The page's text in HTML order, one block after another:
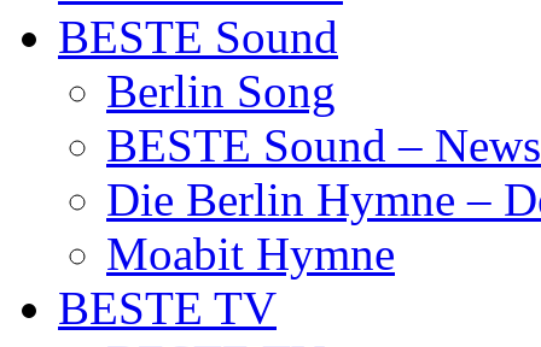
BESTE Sound
Berlin Song
BESTE Sound –
Die Berlin Hymne –
Moabit Hymne
BESTE TV